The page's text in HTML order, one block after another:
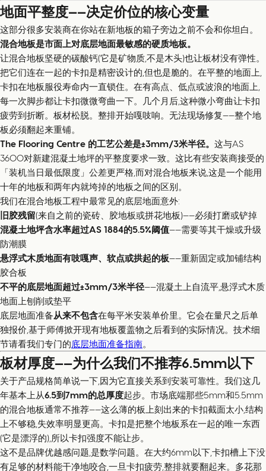
地面平整度——决定价位的核心变量
这部分很多安装商在你站在新地板的箱子旁边之前不会和你坦白。
混合地板是市面上对底层地面最敏感的硬质地板。
让混合地板坚硬的碳酸钙(它是矿物质,不是木头)也让板材没有弹性。
把它们连在一起的卡扣是精密设计的,但也是脆的。在平整的地面上,
卡扣在地板服役寿命内一直锁住。在有高点、低点或波浪的地面上,
每一次脚步都让卡扣微微弯曲一下。几个月后,这种微小弯曲让卡扣
疲劳到折断。板材松脱。整排开始嘎吱响。无法现场修复——整个地
板必须翻起来重铺。
The Flooring Centre 的工艺公差是±3mm/3米半径。 这与AS
3600对新建混凝土地坪的平整度要求一致。这比有些安装商接受的
「装机当日最低限度」公差更严格,而对混合地板来说,这是一个能用
十年的地板和两年内就垮掉的地板之间的区别。
我们在混合地板工程中最常见的底层地面意外:
旧胶残留(来自之前的瓷砖、胶地板或拼花地板)——必须打磨或铲掉
混凝土地坪含水率超过AS 1884的5.5%阈值——需要等其干燥或升级
防潮膜
悬浮式木质地面有吱嘎声、软点或拱起的板——重新固定或加铺结构
胶合板
不平的底层地面超过±3mm/3米半径——混凝土上自流平,悬浮式木质
地面上刨削或垫平
底层地面准备从来不包含在每平米安装单价里。它会在量尺之后单
独报价,基于师傅掀开现有地板覆盖物之后看到的实际情况。技术细
节请看我们专门的底层地面准备指南。
板材厚度——为什么我们不推荐6.5mm以下
关于产品规格简单说一下,因为它直接关系到安装可靠性。我们这几
年基本上从6.5到7mm的总厚度起步。市场底端那些5mm和5.5mm
的混合地板通常不推荐——这么薄的板上刻出来的卡扣截面太小,结构
上不够稳,失效率明显更高。卡扣是把整个地板系在一起的唯一东西
(它是漂浮的),所以卡扣强度不能让步。
这不是品牌优越感问题,是数学问题。在大约6mm以下,卡扣槽上下没
有足够的材料能干净地咬合,一旦卡扣疲劳,整排就要翻起来。多花那